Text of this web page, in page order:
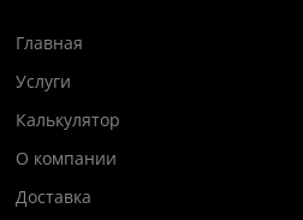
Главная
Услуги
Калькулятор
О компании
Доставка